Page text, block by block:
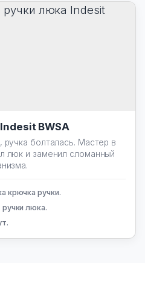
BWSA
болталась. Мастер в
люк и заменил сломанный
крючка ручки.
люка.